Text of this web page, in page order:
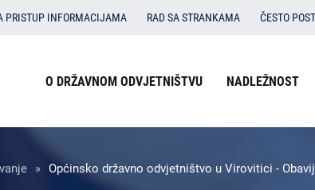
PRISTUP INFORMACIJAMA RAD SA STRANKAMA ČESTO
-
O
Izbornik
zaglavlju
O DRŽAVNOM ODVJETNIŠTVU NADLEŽNOST
Općinsko državno odvjetništvo u Virovitici -